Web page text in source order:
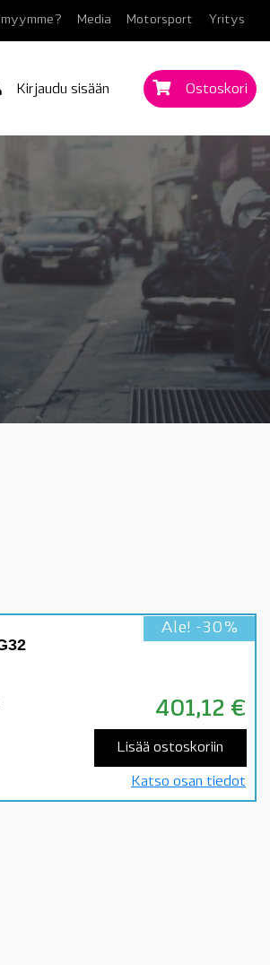
Media Motorsport Yritys
Kirjaudu sisään Ostoskori
Ale! -30%
401,12 €
Lisää ostoskoriin
Katso osan tiedot